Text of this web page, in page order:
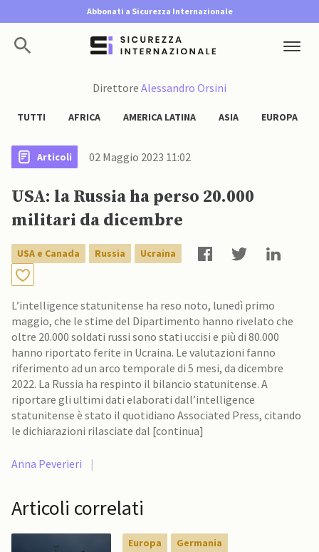
Abbonati a Sicurezza Internazionale
Direttore Alessandro Orsini
TUTTI AFRICA AMERICA LATINA ASIA EUROPA
Articoli 02 Maggio 2023 11:02
USA: la Russia ha perso 20.000
militari da dicembre
USA e Canada Russia Ucraina
L’intelligence statunitense ha reso noto, lunedì primo
maggio, che le stime del Dipartimento hanno rivelato che
oltre 20.000 soldati russi sono stati uccisi e più di 80.000
hanno riportato ferite in Ucraina. Le valutazioni fanno
riferimento ad un arco temporale di 5 mesi, da dicembre
2022. La Russia ha respinto il bilancio statunitense. A
riportare gli ultimi dati elaborati dall’intelligence
statunitense è stato il quotidiano Associated Press, citando
le dichiarazioni rilasciate dal [continua]
Anna Peverieri |
Articoli correlati
Europa Germania